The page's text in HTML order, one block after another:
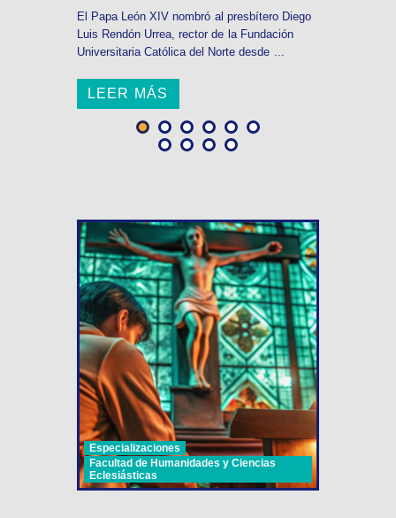
El Papa León XIV nombró al presbítero Diego
Luis Rendón Urrea, rector de la Fundación
Universitaria Católica del Norte desde ...
LEER MÁS
Especializaciones
Facultad de Humanidades y Ciencias
Eclesiásticas